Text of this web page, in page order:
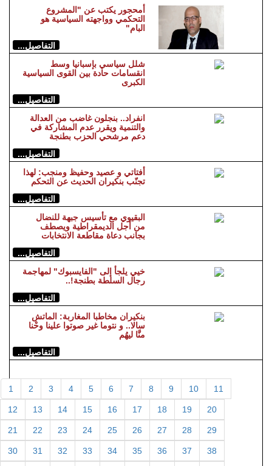
أمحجور يكتب عن "المشروع
التحكمي وواجهته السياسية هو
البام"
التفاصيل...
شلل سياسي بإسبانيا وسط
انقسامات حادة بين القوى السياسية
الكبرى
التفاصيل...
انفراد.. بنجلون غاضب من العدالة
والتنمية ويقرر عدم المشاركة في
دعم مرشحي الحزب بطنجة
التفاصيل...
أفتاتي و عصيد وحفيظ ومنجب: لهذا
تجنّب بنكيران الحديث عن التحكم
التفاصيل...
البقيوي مع تأسيس جبهة للنضال
من أجل الديمقراطية ويصطف
بجانب دعاة مقاطعة الانتخابات
التفاصيل...
خيي يلجأ إلى "الفايسبوك" لمهاجمة
رجال السلطة بطنجة!..
التفاصيل...
بنكيران مخاطبا المغاربة: الماتش
سالا.. و نتوما غير صوتوا علينا وحْنا
منَّا ليهُم
التفاصيل...
1 2 3 4 5 6 7 8 9 10 11
12 13 14 15 16 17 18 19 20
21 22 23 24 25 26 27 28 29
30 31 32 33 34 35 36 37 38